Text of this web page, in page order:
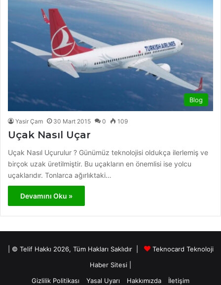
Blog
Yasir Çam 30 Mart 2015 0 109
Uçak Nasıl Uçar
Uçak Nasıl Uçurulur ? Günümüz teknolojisi oldukça ilerlemiş ve
birçok uzak üretilmiştir. Bu uçakların en önemlisi ise yolcu
uçaklarıdır. Tonlarca ağırlıktaki…
Devamını Oku »
| © Telif Hakkı 2026, Tüm Hakları Saklıdır |
Teknocard Teknoloji
Haber Sitesi
Gizlilik Politikası
Yasal Uyarı Hakkımızda İletişim